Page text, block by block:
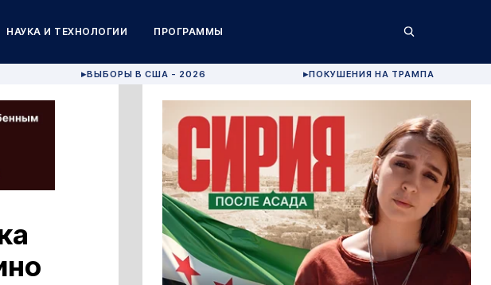
НАУКА И ТЕХНОЛОГИИ ПРОГРАММЫ
▶ВЫБОРЫ В США - 2026 ▶ПОКУШЕНИЯ НА ТРАМПА